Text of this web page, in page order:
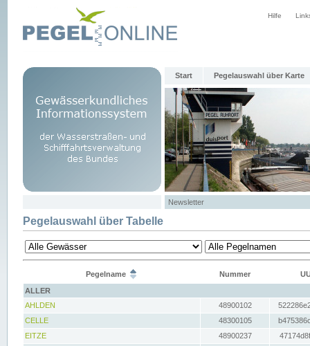
Hilfe
Start Pegelauswahl über Karte
Newsletter
Pegelauswahl über Tabelle
Pegelname Nummer
ALLER
AHLDEN
48900102
CELLE
48300105
EITZE
48900237